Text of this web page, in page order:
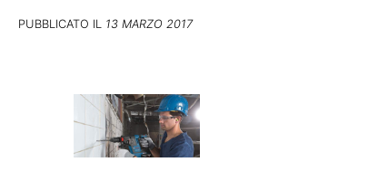
PUBBLICATO IL 13 MARZO 2017